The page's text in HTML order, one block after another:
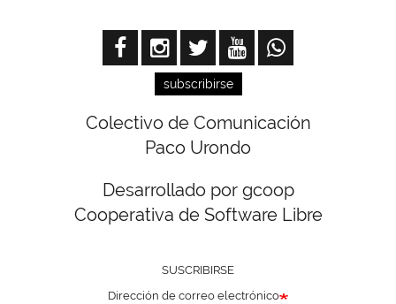
subscribirse
Colectivo de Comunicación
Paco Urondo
Desarrollado por gcoop
Cooperativa de Software Libre
SUSCRIBIRSE
Dirección de correo electrónico